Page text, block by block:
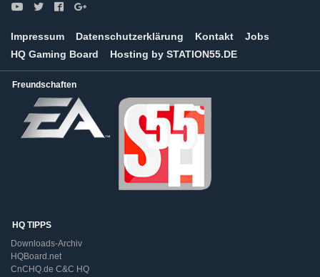
Impressum Datenschutzerklärung Kontakt
Jobs
HQ Gaming Board
Hosting by STATION55.DE
Freundschaften
HQ TIPPS
Downloads-Archiv
HQBoard.net
CnCHQ.de C&C HQ